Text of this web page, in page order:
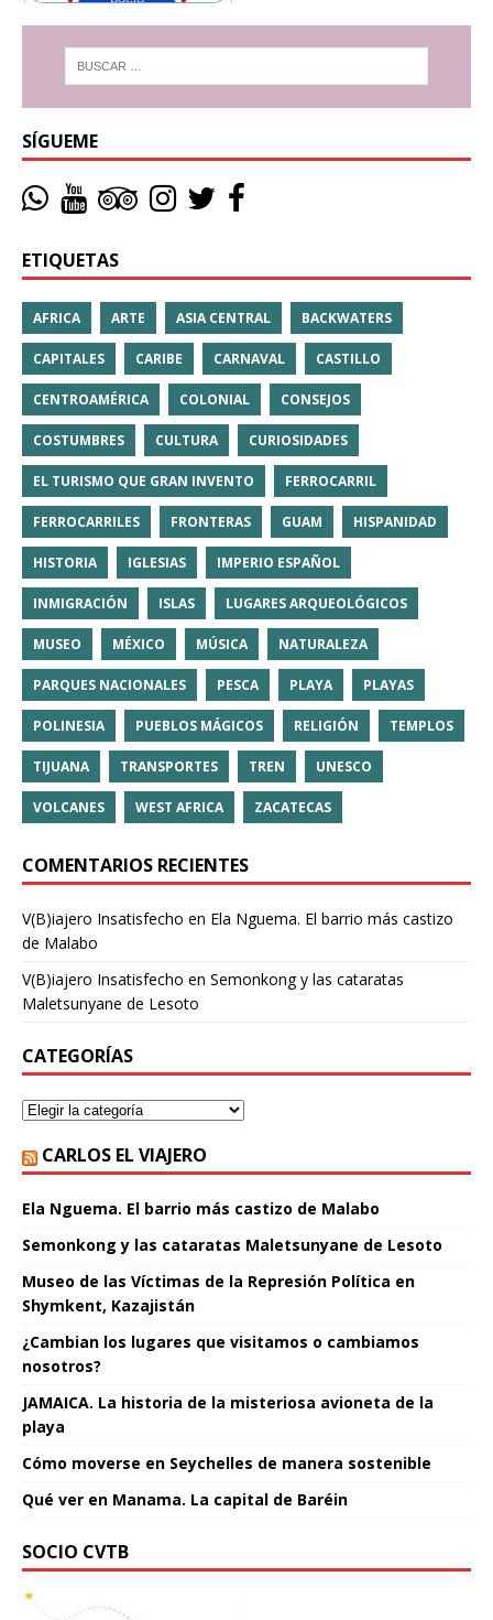
SÍGUEME
ETIQUETAS
AFRICA ARTE ASIA CENTRAL BACKWATERS
CAPITALES CARIBE CARNAVAL CASTILLO
CENTROAMÉRICA COLONIAL CONSEJOS
COSTUMBRES CULTURA CURIOSIDADES
EL TURISMO QUE GRAN INVENTO FERROCARRIL
FERROCARRILES FRONTERAS GUAM HISPANIDAD
HISTORIA IGLESIAS IMPERIO ESPAÑOL
INMIGRACIÓN ISLAS LUGARES ARQUEOLÓGICOS
MUSEO MÉXICO MÚSICA NATURALEZA
PARQUES NACIONALES PESCA PLAYA PLAYAS
POLINESIA PUEBLOS MÁGICOS RELIGIÓN TEMPLOS
TIJUANA TRANSPORTES TREN UNESCO
VOLCANES WEST AFRICA ZACATECAS
COMENTARIOS RECIENTES
V(B)iajero Insatisfecho en Ela Nguema. El barrio más castizo
de Malabo
V(B)iajero Insatisfecho en Semonkong y las cataratas
Maletsunyane de Lesoto
CATEGORÍAS
CARLOS EL VIAJERO
Ela Nguema. El barrio más castizo de Malabo
Semonkong y las cataratas Maletsunyane de Lesoto
Museo de las Víctimas de la Represión Política en
Shymkent, Kazajistán
¿Cambian los lugares que visitamos o cambiamos
nosotros?
JAMAICA. La historia de la misteriosa avioneta de la
playa
Cómo moverse en Seychelles de manera sostenible
Qué ver en Manama. La capital de Baréin
SOCIO CVTB